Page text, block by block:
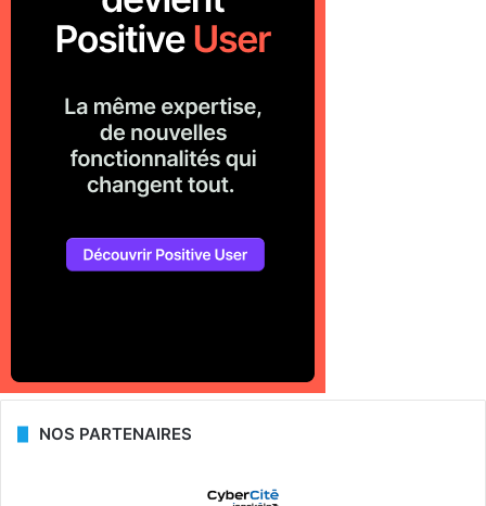
NOS PARTENAIRES